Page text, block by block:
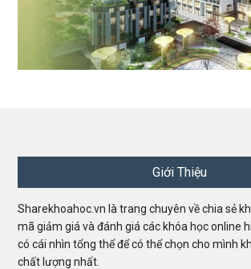
Giới Thiệu
Sharekhoahoc.vn là trang chuyên về chia sẻ
mã giảm giá và đánh giá các khóa học online
có cái nhìn tổng thể để có thể chọn cho mình
chất lượng nhất.